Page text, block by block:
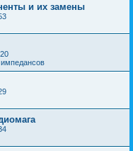
и их замены